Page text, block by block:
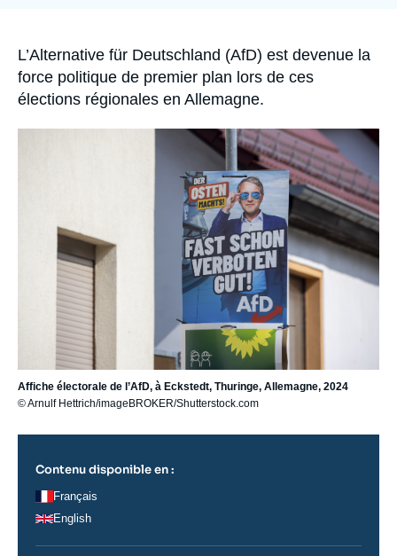
Accroche
L’Alternative für Deutschland (AfD) est devenue la
force politique de premier plan lors de ces
élections régionales en Allemagne.
Affiche électorale de l’AfD, à Eckstedt, Thuringe, Allemagne, 2024
© Arnulf Hettrich/imageBROKER/Shutterstock.com
Contenu disponible en :
Français
English